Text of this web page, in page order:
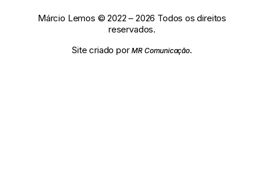
Márcio Lemos © 2022 – 2026 Todos os direitos
reservados.
Site criado porMR Comunicação.